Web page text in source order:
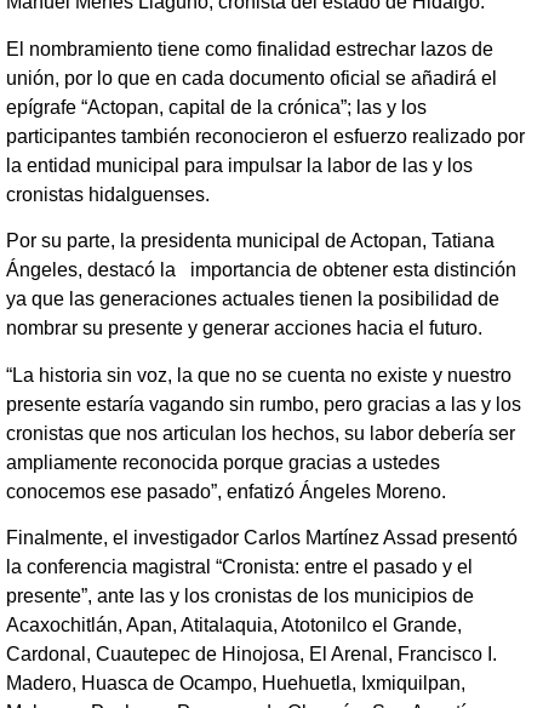
El nombramiento tiene como finalidad estrechar lazos de
unión, por lo que en cada documento oficial se añadirá el
epígrafe “Actopan, capital de la crónica”; las y los
participantes también reconocieron el esfuerzo realizado por
la entidad municipal para impulsar la labor de las y los
cronistas hidalguenses.
Por su parte, la presidenta municipal de Actopan, Tatiana
Ángeles, destacó la importancia de obtener esta distinción
ya que las generaciones actuales tienen la posibilidad de
nombrar su presente y generar acciones hacia el futuro.
“La historia sin voz, la que no se cuenta no existe y nuestro
presente estaría vagando sin rumbo, pero gracias a las y los
cronistas que nos articulan los hechos, su labor debería ser
ampliamente reconocida porque gracias a ustedes
conocemos ese pasado”, enfatizó Ángeles Moreno.
Finalmente, el investigador Carlos Martínez Assad presentó
la conferencia magistral “Cronista: entre el pasado y el
presente”, ante las y los cronistas de los municipios de
Acaxochitlán, Apan, Atitalaquia, Atotonilco el Grande,
Cardonal, Cuautepec de Hinojosa, El Arenal, Francisco I.
Madero, Huasca de Ocampo, Huehuetla, Ixmiquilpan,